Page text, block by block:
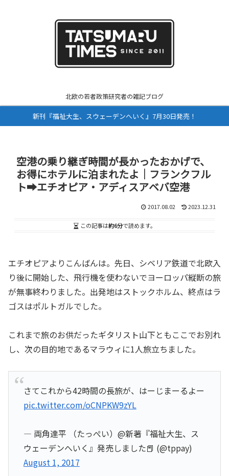
北欧の若者政策研究者の雑記ブログ
新刊『福祉大生、スウェーデンへいく』7月30日発売！
空港の乗り継ぎ時間が長かったおかげで、
お得にホテルに泊まれたよ｜フランクフル
ト➡︎エチオピア・アディスアベバ空港
2017.08.02 2023.12.31
この記事は約6分で読めます。
エチオピアよりこんばんは。先日、シベリア鉄道で北欧入
り後に開始した、飛行機を使わないでヨーロッパ縦断の旅
が無事終わりました。出発地はストックホルム、終点はラ
ゴスはポルトガルでした。
これまで旅のお供だったギタリスト山下ともここでお別れ
し、次の目的地であるマラウィに1人旅立ちました。
さてこれから42時間の長旅が、はーじまーるよー
pic.twitter.com/oCNPKW9zYL
— 両角達平 （たっぺい）@新著『福祉大生、ス
ウェーデンへいく』発売しました📕 (@tppay)
August 1, 2017